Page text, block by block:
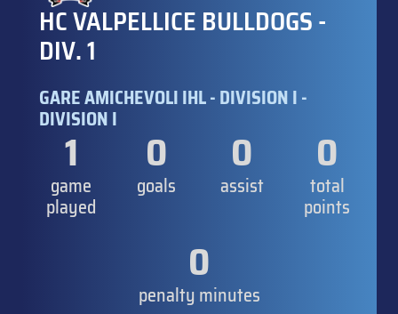
HC VALPELLICE BULLDOGS -
DIV. 1
GARE AMICHEVOLI IHL - DIVISION I -
DIVISION I
1
game
played
0
goals
0
assist
0
total
points
0
penalty minutes